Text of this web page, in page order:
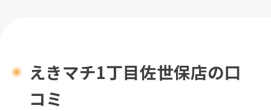
えきマチ1丁目佐世保店の口
コミ